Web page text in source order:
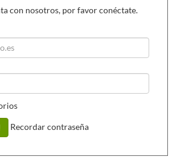
con nosotros, por favor conéctate.
Recordar contraseña